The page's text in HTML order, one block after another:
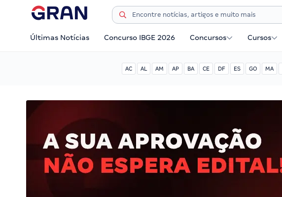
Últimas Notícias Concurso IBGE 2026 Concursos Cursos
AC AL AM AP BA CE DF ES GO MA